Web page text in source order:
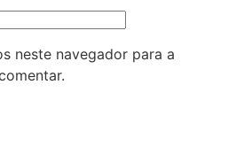
neste navegador para a